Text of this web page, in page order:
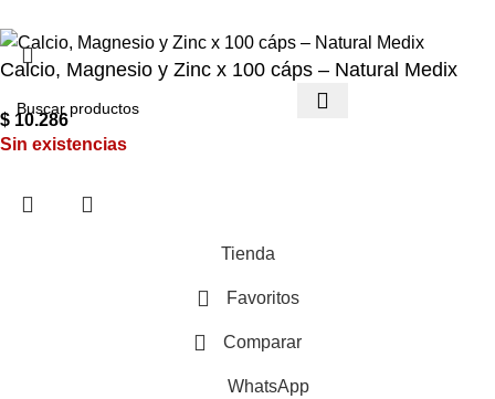
Calcio, Magnesio y Zinc x 100 cáps – Natural Medix
$ 10.286
Sin existencias
Tienda
Favoritos
Comparar
WhatsApp